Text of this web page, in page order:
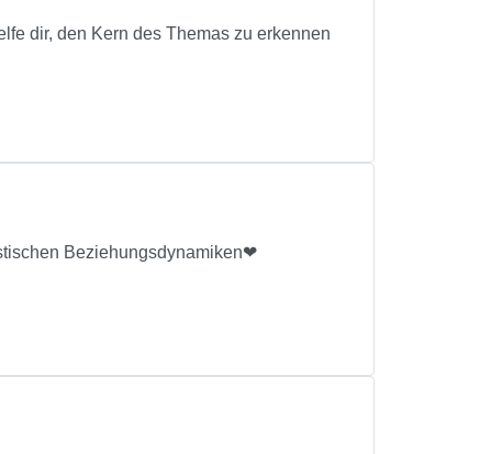
dir, den Kern des Themas zu erkennen
Beziehungsdynamiken❤